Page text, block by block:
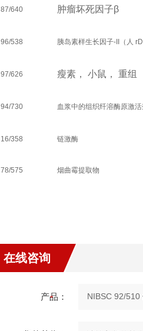
87/640 肿瘤坏死因子β
96/538 胰岛素样生长因子-II（人
97/626 瘦素， 小鼠， 重组
94/730 血浆中的组织纤溶酶原激
16/358 链激酶
78/575 烟曲霉提取物
在线咨询
产品：